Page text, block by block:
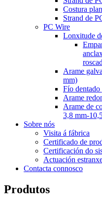
Costura
Strand de
PC Wire
Lonxitude
Arame
mm)
Fío
Arame
Arame de
3,8 mm-
Sobre nós
Visita á fábrica
Certificado de
Certificación do
Actuación
Contacta connosco
Produtos